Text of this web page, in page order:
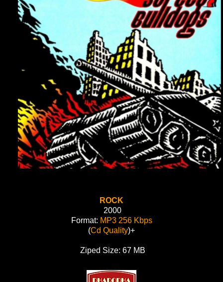
ROCK
2000
Format: MP3 256 Kbps
(Cd Quality)+
Ziped Size: 67 MB